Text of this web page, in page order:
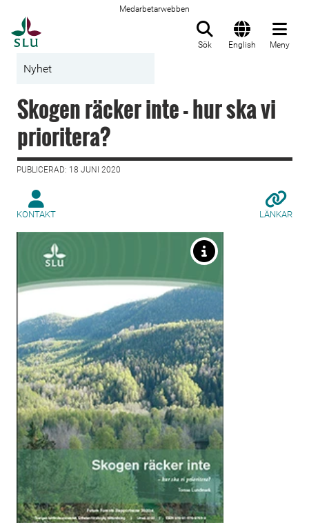
Medarbetarwebben
Sök English Meny
Nyhet
Skogen räcker inte - hur ska vi
prioritera?
PUBLICERAD: 18 JUNI 2020
KONTAKT LÄNKAR